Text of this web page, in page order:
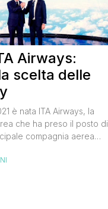
Airways:
scelta delle
è nata ITA Airways, la
che ha preso il posto di
compagnia aerea
l’occhio anche ai